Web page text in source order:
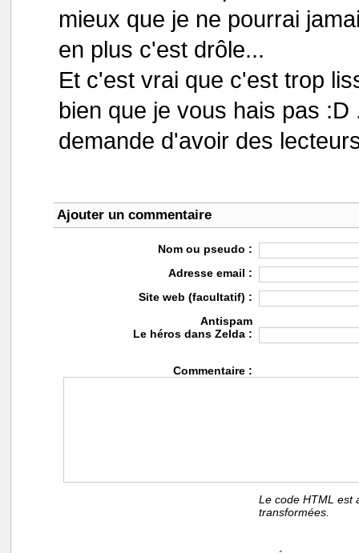
mieux que je ne pourrai
en plus c'est drôle...
Et c'est vrai que c'est trop
bien que je vous hais pas
demande d'avoir des
Ajouter un commentaire
Nom ou pseudo :
Adresse email :
Site web (facultatif) :
Antispam
Le héros dans Zelda :
Commentaire :
Le code HTML est
transformées.